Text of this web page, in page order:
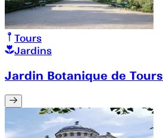
Tours
Jardins
Jardin Botanique de Tours